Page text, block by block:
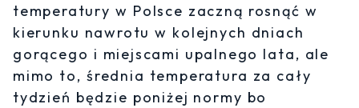
temperatury w Polsce zaczną rosnąć w
kierunku nawrotu w kolejnych dniach
gorącego i miejscami upalnego lata, ale
mimo to, średnia temperatura za cały
tydzień będzie poniżej normy bo